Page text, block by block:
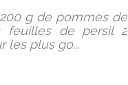
g de pommes de
feuilles de persil 2
les plus go...